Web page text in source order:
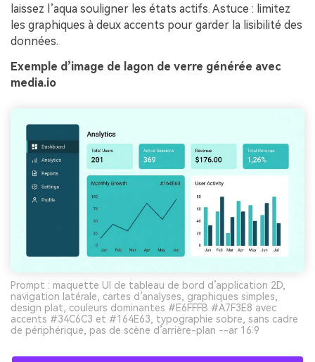
laissez l’aqua souligner les états actifs. Astuce : limitez
les graphiques à deux accents pour garder la lisibilité des
données.
Exemple d’image de lagon de verre générée avec
media.io
Prompt : maquette UI de tableau de bord d’application 2D,
navigation latérale, cartes d’analyses, graphiques simples,
design plat, couleurs dominantes #E6FFFB #A7F3E8 avec
accents #34C6C3 et #164E63, typographie sobre, sans cadre
de périphérique, pas de scène d’arrière-plan --ar 16:9